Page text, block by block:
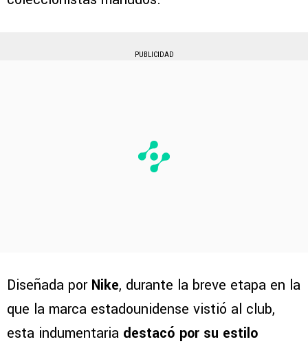
PUBLICIDAD
Diseñada por Nike, durante la breve etapa en la
que la marca estadounidense vistió al club,
esta indumentaria destacó por su estilo